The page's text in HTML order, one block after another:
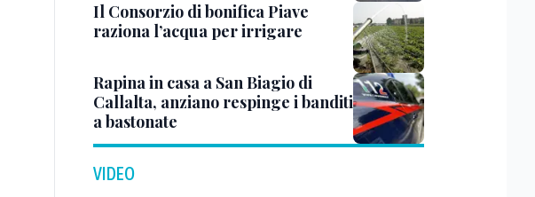
Il Consorzio di bonifica Piave
raziona l’acqua per irrigare
Rapina in casa a San Biagio di
Callalta, anziano respinge i banditi
a bastonate
VIDEO